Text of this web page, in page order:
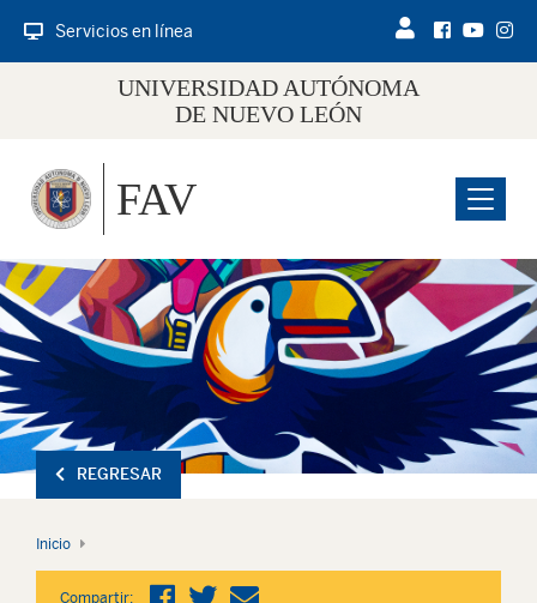
Servicios en línea
UNIVERSIDAD AUTÓNOMA
DE NUEVO LEÓN
Menu
FAV
REGRESAR
Inicio
Compartir: